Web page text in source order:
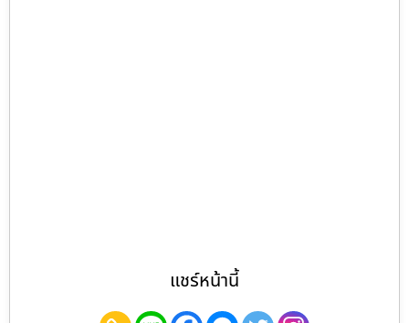
แชร์หน้านี้